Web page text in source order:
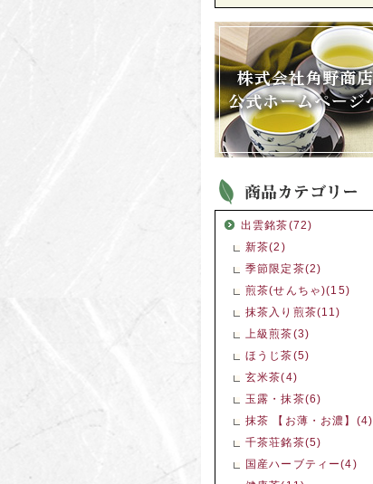
出雲銘茶(72)
新茶(2)
季節限定茶(2)
煎茶(せんちゃ)(15)
抹茶入り煎茶(11)
上級煎茶(3)
ほうじ茶(5)
玄米茶(4)
玉露・抹茶(6)
抹茶 【お薄・お濃】(4)
千茶荘銘茶(5)
国産ハーブティー(4)